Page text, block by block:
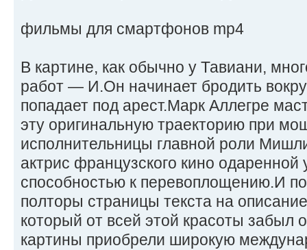
фильмы для смартфонов mp4
В картине, как обычно у Тавиани,
работ — И.Он начинает бродить
попадает под арест.Марк Аллегре
эту оригинальную траекторию при
исполнительницы главной роли
актрис французского кино одаренной
способностью к перевоплощению.И
полторы страницы текста на
который от всей этой красоты забыл
картины приобрели широкую